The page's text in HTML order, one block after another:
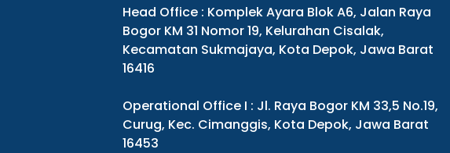
Head Office : Komplek Ayara Blok A6, Jalan Raya
Bogor KM 31 Nomor 19, Kelurahan Cisalak,
Kecamatan Sukmajaya, Kota Depok, Jawa Barat
16416
Operational Office I : Jl. Raya Bogor KM 33,5 No.19,
Curug, Kec. Cimanggis, Kota Depok, Jawa Barat
16453